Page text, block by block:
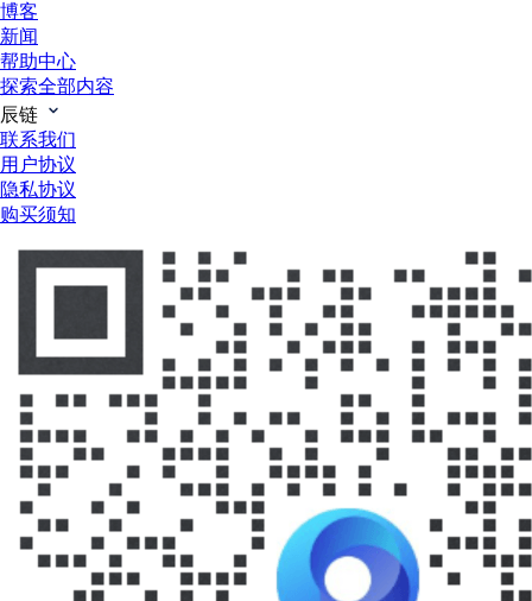
博客
新闻
帮助中心
探索全部内容
辰链
联系我们
用户协议
隐私协议
购买须知